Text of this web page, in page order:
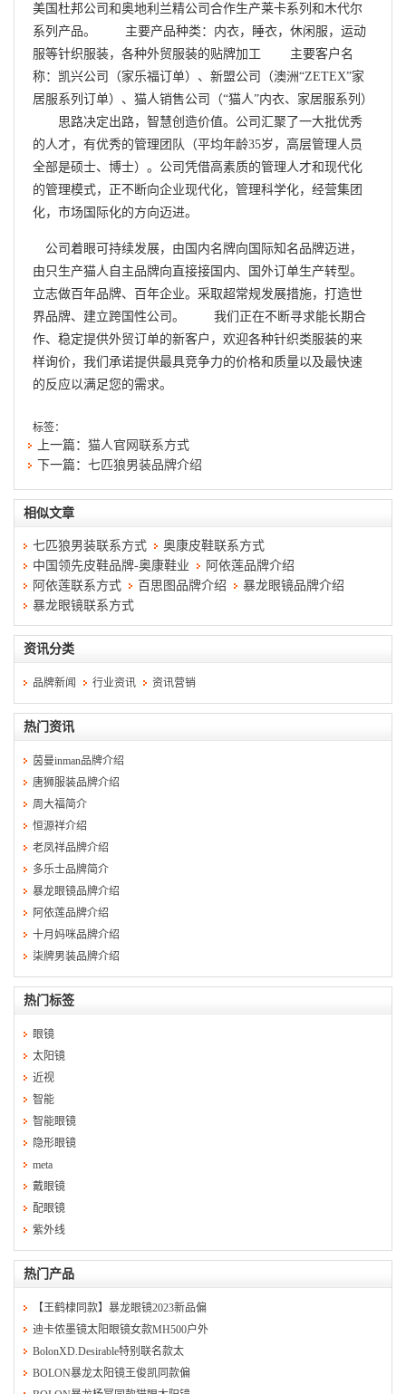
美国杜邦公司和奥地利兰精公司合作生产莱卡系列和木代尔
系列产品。 主要产品种类：内衣，睡衣，休闲服，运动
服等针织服装，各种外贸服装的贴牌加工 主要客户名
称：凯兴公司（家乐福订单）、新盟公司（澳洲“ZETEX”家
居服系列订单）、猫人销售公司（“猫人”内衣、家居服系列）
思路决定出路，智慧创造价值。公司汇聚了一大批优秀
的人才，有优秀的管理团队（平均年龄35岁，高层管理人员
全部是硕士、博士）。公司凭借高素质的管理人才和现代化
的管理模式，正不断向企业现代化，管理科学化，经营集团
化，市场国际化的方向迈进。
公司着眼可持续发展，由国内名牌向国际知名品牌迈进，
由只生产猫人自主品牌向直接接国内、国外订单生产转型。
立志做百年品牌、百年企业。采取超常规发展措施，打造世
界品牌、建立跨国性公司。 我们正在不断寻求能长期合
作、稳定提供外贸订单的新客户，欢迎各种针织类服装的来
样询价，我们承诺提供最具竞争力的价格和质量以及最快速
的反应以满足您的需求。
标签：
上一篇： 猫人官网联系方式
下一篇： 七匹狼男装品牌介绍
相似文章
七匹狼男装联系方式
奥康皮鞋联系方式
中国领先皮鞋品牌-奥康鞋业
阿依莲品牌介绍
阿依莲联系方式
百思图品牌介绍
暴龙眼镜品牌介绍
暴龙眼镜联系方式
资讯分类
品牌新闻 行业资讯 资讯营销
热门资讯
茵曼inman品牌介绍
唐狮服装品牌介绍
周大福简介
恒源祥介绍
老凤祥品牌介绍
多乐士品牌简介
暴龙眼镜品牌介绍
阿依莲品牌介绍
十月妈咪品牌介绍
柒牌男装品牌介绍
热门标签
眼镜
太阳镜
近视
智能
智能眼镜
隐形眼镜
meta
戴眼镜
配眼镜
紫外线
热门产品
【王鹤棣同款】暴龙眼镜2023新品偏
迪卡侬墨镜太阳眼镜女款MH500户外
BolonXD.Desirable特别联名款太
BOLON暴龙太阳镜王俊凯同款偏